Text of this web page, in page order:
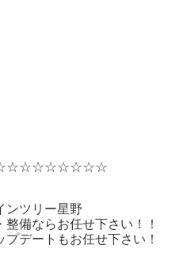
ツリー星野
備ならお任せ下さい！！
デートもお任せ下さい！